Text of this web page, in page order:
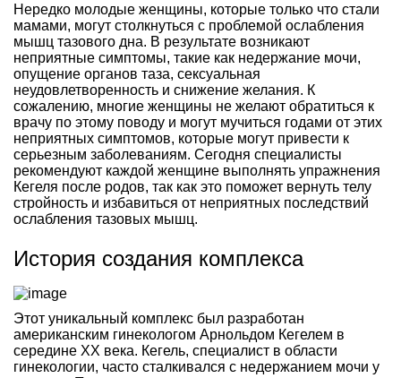
Нередко молодые женщины, которые только что стали
мамами, могут столкнуться с проблемой ослабления
мышц тазового дна. В результате возникают
неприятные симптомы, такие как недержание мочи,
опущение органов таза, сексуальная
неудовлетворенность и снижение желания. К
сожалению, многие женщины не желают обратиться к
врачу по этому поводу и могут мучиться годами от этих
неприятных симптомов, которые могут привести к
серьезным заболеваниям. Сегодня специалисты
рекомендуют каждой женщине выполнять упражнения
Кегеля после родов, так как это поможет вернуть телу
стройность и избавиться от неприятных последствий
ослабления тазовых мышц.
История создания комплекса
Этот уникальный комплекс был разработан
американским гинекологом Арнольдом Кегелем в
середине ХХ века. Кегель, специалист в области
гинекологии, часто сталкивался с недержанием мочи у